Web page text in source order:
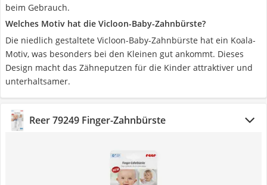
beim Gebrauch.
Welches Motiv hat die Vicloon-Baby-Zahnbürste?
Die niedlich gestaltete Vicloon-Baby-Zahnbürste hat ein Koala-
Motiv, was besonders bei den Kleinen gut ankommt. Dieses
Design macht das Zähneputzen für die Kinder attraktiver und
unterhaltsamer.
Reer 79249 Finger-Zahnbürste